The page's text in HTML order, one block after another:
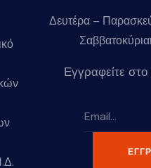
Δευτέρα –
Εγγραφείτε